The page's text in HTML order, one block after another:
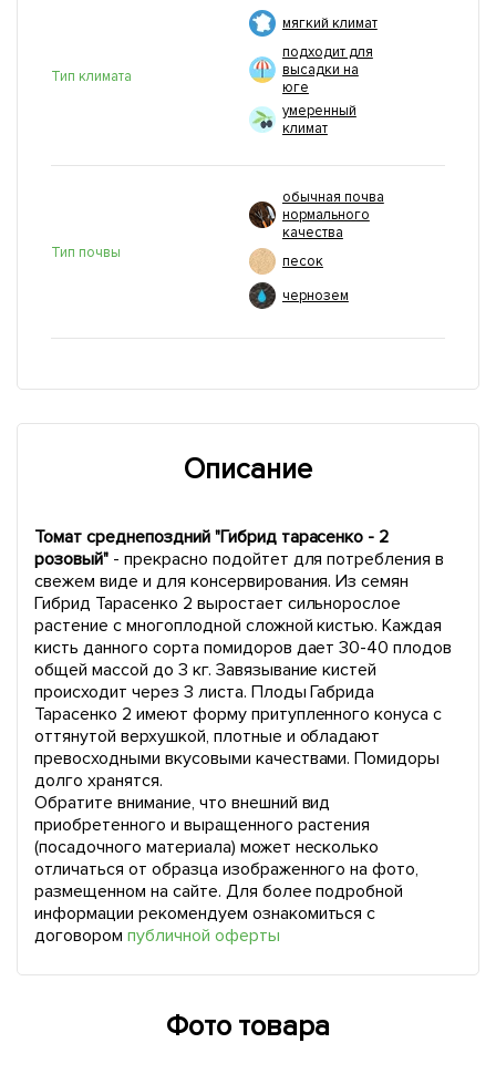
Тип климата
мягкий климат
подходит для
высадки на
юге
умеренный
климат
Тип почвы
обычная почва
нормального
качества
песок
чернозем
Описание
Томат среднепоздний "Гибрид тарасенко - 2
розовый"- прекрасно подойтет для потребления в
свежем виде и для консервирования. Из семян
Гибрид Тарасенко 2 выростает сильнорослое
растение с многоплодной сложной кистью. Каждая
кисть данного сорта помидоров дает 30-40 плодов
общей массой до 3 кг. Завязывание кистей
происходит через 3 листа. Плоды Габрида
Тарасенко 2 имеют форму притупленного конуса с
оттянутой верхушкой, плотные и обладают
превосходными вкусовыми качествами. Помидоры
долго хранятся.
Обратите внимание, что внешний вид
приобретенного и выращенного растения
(посадочного материала) может несколько
отличаться от образца изображенного на фото,
размещенном на сайте. Для более подробной
информации рекомендуем ознакомиться с
договором публичной оферты
Фото товара